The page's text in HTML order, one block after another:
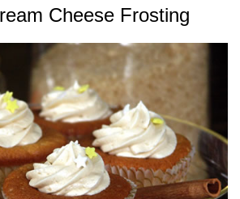
Cheese Frosting